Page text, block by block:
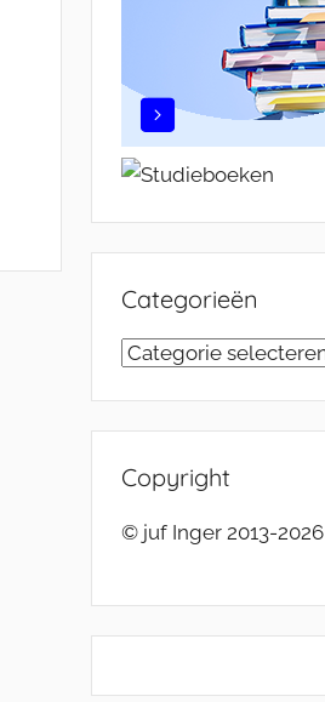
Categorieën
Categorieën
Copyright
© juf Inger 2013-2026